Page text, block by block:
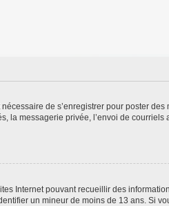
de s’enregistrer pour poster
messagerie privée, l’envoi de courriels
Internet pouvant recueillir des
un mineur de moins de 13 ans. Si